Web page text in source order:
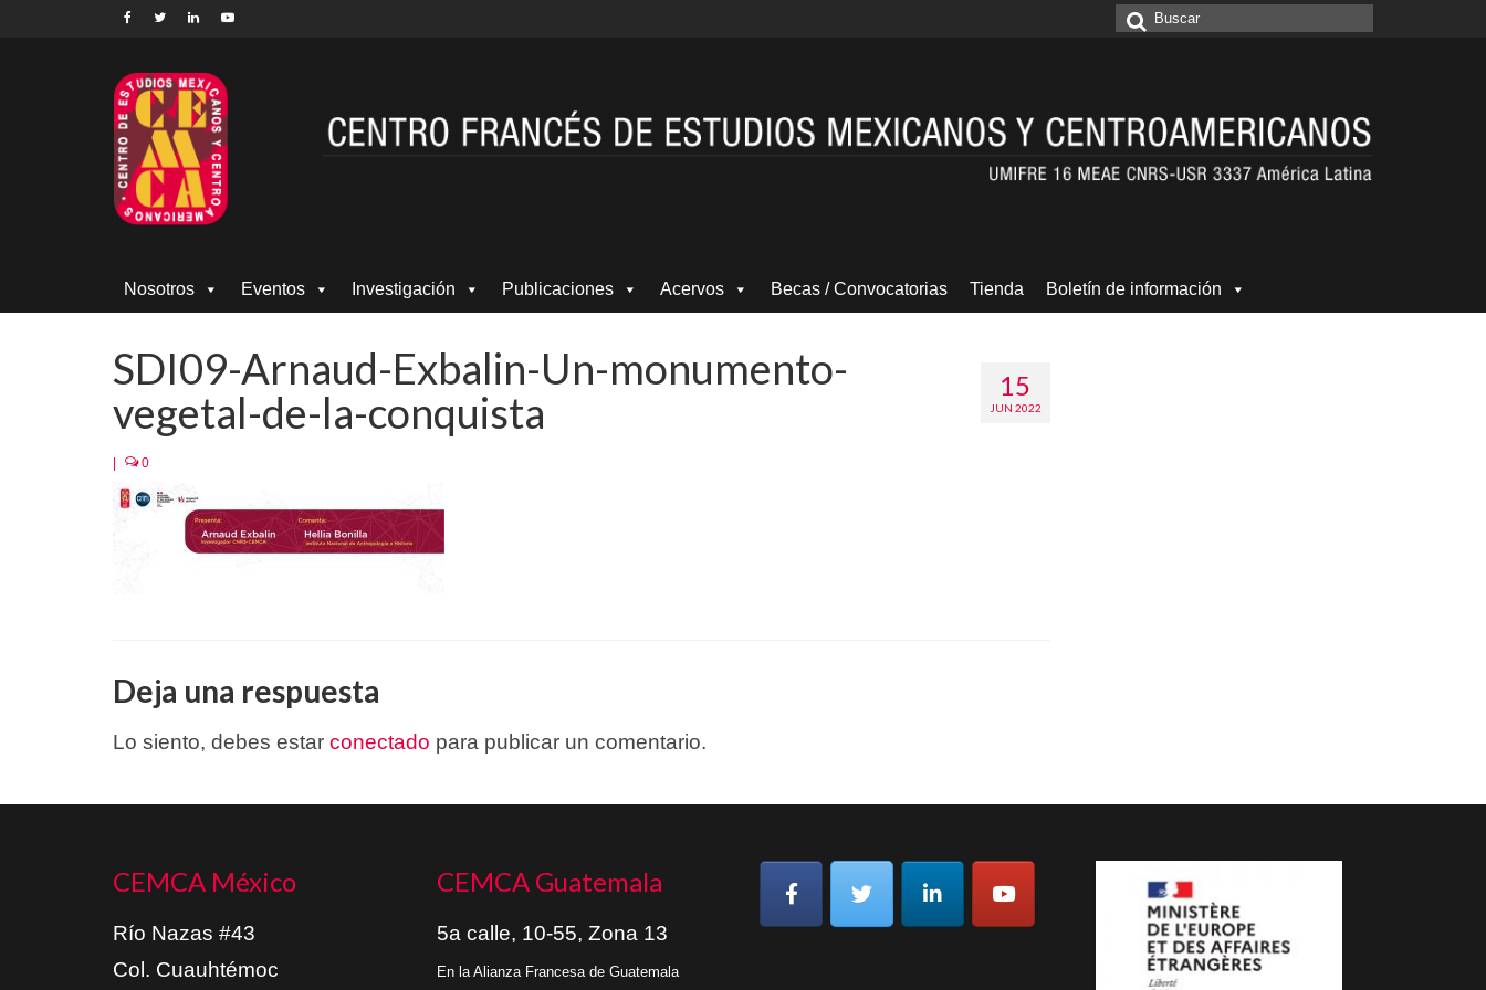
Buscar
Nosotros Eventos Investigación Publicaciones Acervos Becas / Convocatorias Tienda Boletín de información
15
JUN 2022
SDI09-Arnaud-Exbalin-Un-monumento-
vegetal-de-la-conquista
| 0
Deja una respuesta
Lo siento, debes estar conectado para publicar un comentario.
CEMCA México
Río Nazas #43
Col. Cuauhtémoc
CEMCA Guatemala
5a calle, 10-55, Zona 13
En la Alianza Francesa de Guatemala